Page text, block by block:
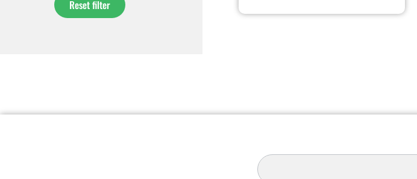
Inschrijven
Nieuwsbrief